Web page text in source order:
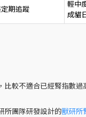
期追蹤
輕中
成貓
較不適合已經腎指數過
所團隊研發設計的獸研所